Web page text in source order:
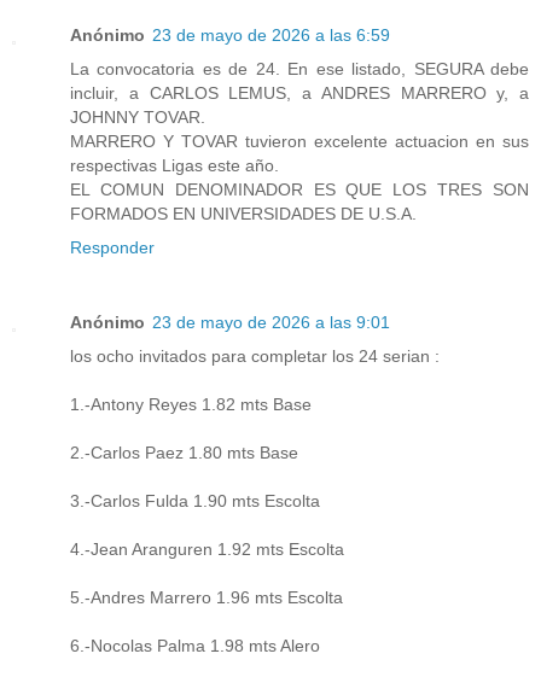
Anónimo 23 de mayo de 2026 a las 6:59
La convocatoria es de 24. En ese listado, SEGURA debe
incluir, a CARLOS LEMUS, a ANDRES MARRERO y, a
JOHNNY TOVAR.
MARRERO Y TOVAR tuvieron excelente actuacion en sus
respectivas Ligas este año.
EL COMUN DENOMINADOR ES QUE LOS TRES SON
FORMADOS EN UNIVERSIDADES DE U.S.A.
Responder
Anónimo 23 de mayo de 2026 a las 9:01
los ocho invitados para completar los 24 serian :
1.-Antony Reyes 1.82 mts Base
2.-Carlos Paez 1.80 mts Base
3.-Carlos Fulda 1.90 mts Escolta
4.-Jean Aranguren 1.92 mts Escolta
5.-Andres Marrero 1.96 mts Escolta
6.-Nocolas Palma 1.98 mts Alero